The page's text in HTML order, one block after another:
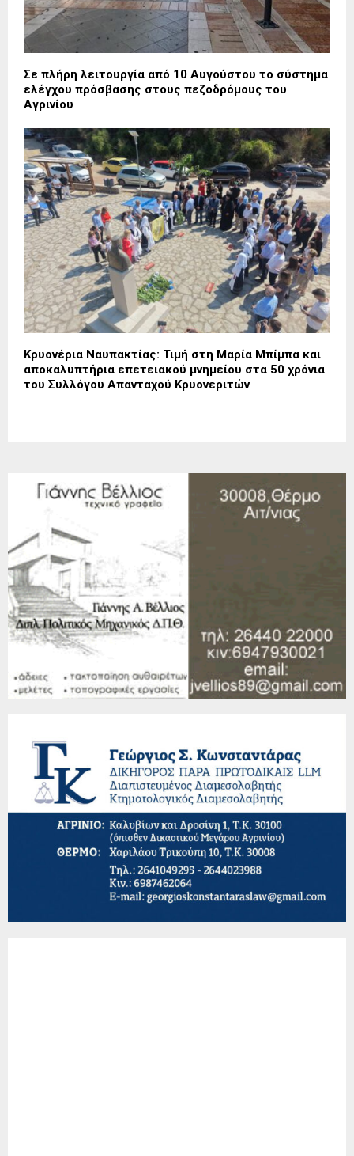
Σε πλήρη λειτουργία από 10 Αυγούστου το σύστημα
ελέγχου πρόσβασης στους πεζοδρόμους του
Αγρινίου
Κρυονέρια Ναυπακτίας: Τιμή στη Μαρία Μπίμπα και
αποκαλυπτήρια επετειακού μνημείου στα 50 χρόνια
του Συλλόγου Απανταχού Κρυονεριτών